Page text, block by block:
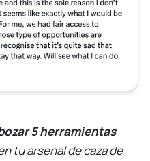
5 herramientas
tu arsenal de caza de